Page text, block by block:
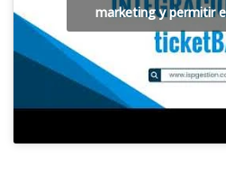
marketing y permitir